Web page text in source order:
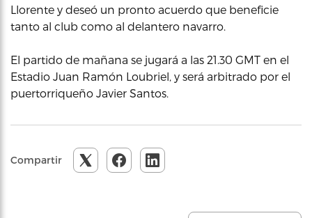
Llorente y deseó un pronto acuerdo que beneficie
tanto al club como al delantero navarro.
El partido de mañana se jugará a las 21.30 GMT en el
Estadio Juan Ramón Loubriel, y será arbitrado por el
puertorriqueño Javier Santos.
Compartir